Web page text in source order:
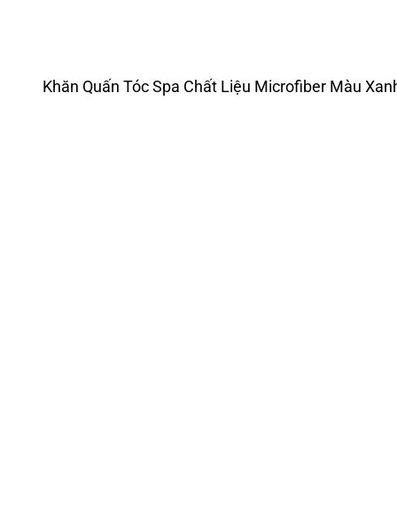
Khăn Quấn Tóc Spa Chất Liệu Microfiber Màu